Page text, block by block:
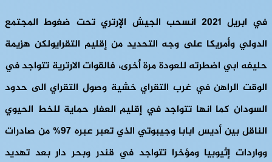
في ابريل 2021 انسحب الجيش الإرتري تحت ضغوط المجتمع
الدولي وأمريكا على وجه التحديد من إقليم التقرايولكن هزيمة
حليفه ابي اضطرته للعودة مرة أخرى، فالقوات الارترية تتواجد في
الوقت الراهن في غرب التقراي خشية وصول التقراي الى حدود
السودان كما انها تتواجد في إقليم العفار حماية للخط الحيوي
الناقل بين أديس ابابا وجيبوتي الذي تعبر عبره 97% من صادرات
وواردات إثيوبيا ومؤخرا تتواجد في قندر وبحر دار بعد تهديد